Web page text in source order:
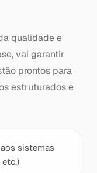
qualidade e
vai garantir
prontos para
estruturados e
sistemas
etc.)